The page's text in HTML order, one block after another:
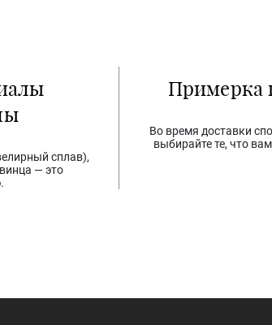
сплав),
— это
Примерка
Во время доставки
выбирайте те, что